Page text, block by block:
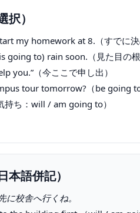
）
my homework at 8.（すでに決
going to) rain soon.（見た目の根
you.”（今ここで申し出）
tour tomorrow?（be going
持ち：will / am going to）
語併記）
に校舎へ行くね。